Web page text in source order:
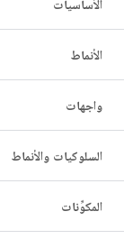
الأساسيات
الأنماط
واجهات
السلوكيات والأنماط
المكوِّنات